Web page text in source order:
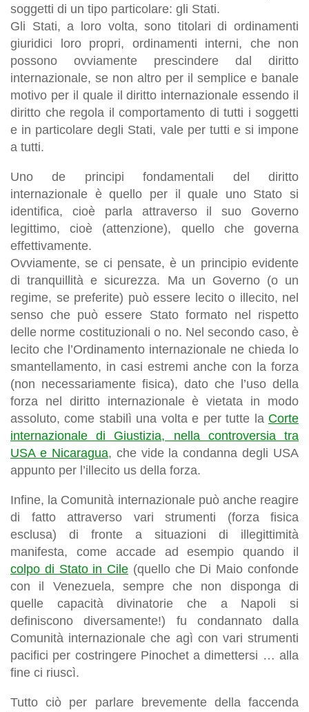
soggetti di un tipo particolare: gli Stati.
Gli Stati, a loro volta, sono titolari di ordinamenti
giuridici loro propri, ordinamenti interni, che non
possono ovviamente prescindere dal diritto
internazionale, se non altro per il semplice e banale
motivo per il quale il diritto internazionale essendo il
diritto che regola il comportamento di tutti i soggetti
e in particolare degli Stati, vale per tutti e si impone
a tutti.
Uno de principi fondamentali del diritto
internazionale è quello per il quale uno Stato si
identifica, cioè parla attraverso il suo Governo
legittimo, cioè (attenzione), quello che governa
effettivamente.
Ovviamente, se ci pensate, è un principio evidente
di tranquillità e sicurezza. Ma un Governo(o un
regime, se preferite) può essere lecito o illecito, nel
senso che può essere Stato formato nel rispetto
delle norme costituzionali o no. Nel secondo caso, è
lecito che l’Ordinamento internazionale ne chieda lo
smantellamento, in casi estremi anche con la forza
(non necessariamente fisica), dato che l’uso della
forza nel diritto internazionale è vietata in modo
assoluto, come stabilì una volta e per tutte la Corte
internazionale di Giustizia, nella controversia tra
USA e Nicaragua, che vide la condanna degli USA
appunto per l’illecito us della forza.
Infine, la Comunità internazionale può anche reagire
di fatto attraverso vari strumenti (forza fisica
esclusa) di fronte a situazioni di illegittimità
manifesta, come accade ad esempio quando il
colpo di Stato in Cile (quello che Di Maio confonde
con il Venezuela, sempre che non disponga di
quelle capacità divinatorie che a Napoli si
definiscono diversamente!) fu condannato dalla
Comunità internazionale che agì con vari strumenti
pacifici per costringere Pinochet a dimettersi … alla
fine ci riuscì.
Tutto ciò per parlare brevemente della faccenda